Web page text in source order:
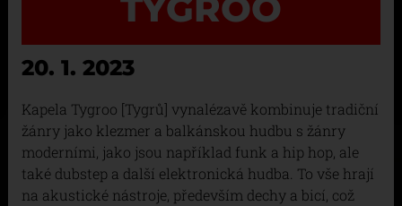
20. 1. 2023
Kapela Tygroo [Tygrů] vynalézavě kombinuje tradiční
žánry jako klezmer a balkánskou hudbu s žánry
moderními, jako jsou například funk a hip hop, ale
také dubstep a další elektronická hudba. To vše hrají
na akustické nástroje, především dechy a bicí, což